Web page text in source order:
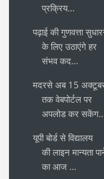
प्रक्रिय...
पढ़ाई की गुणवत्ता
के लिए उठाएंगे हर
संभव कद...
मदरसे अब 15
तक वेबपोर्टल पर
अपलोड कर
यूपी बोर्ड से विद्यालय
की लाइन मान्यता
का आज ...